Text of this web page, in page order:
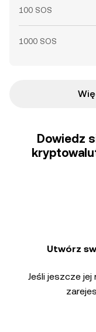
100 SOS
1000 SOS
Dowiedz
Utwórz
Jeśli jeszcze jej